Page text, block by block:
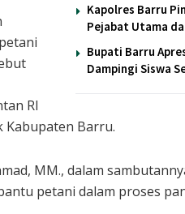
Kapolres Barru
Pejabat Utama
Bupati Barru
Dampingi Siswa
RI
Kabupaten Barru.
MM., dalam
petani dalam proses